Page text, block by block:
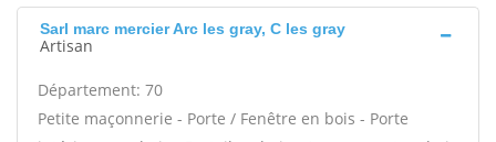
Sarl marc mercier Arc les gray, C les gray
Artisan
Département: 70
Petite maçonnerie - Porte / Fenêtre en bois - Porte